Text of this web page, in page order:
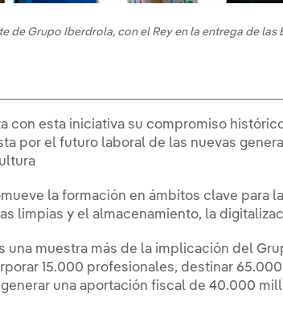
de Grupo Iberdrola, con el Rey en la entrega de
con esta iniciativa su compromiso
por el futuro laboral de las nuevas
la formación en ámbitos clave para
limpias y el almacenamiento, la
una muestra más de la implicación del
15.000 profesionales, destinar
una aportación fiscal de 40.000